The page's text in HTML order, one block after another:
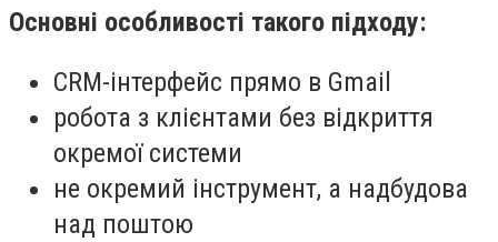
Основні особливості такого підходу:
CRM-інтерфейс прямо в Gmail
робота з клієнтами без відкриття
окремої системи
не окремий інструмент, а надбудова
над поштою